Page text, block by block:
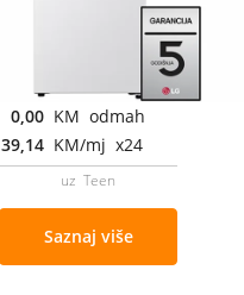
0,00 KM odmah
39,14 KM/mj x24
uz Teen
Saznaj više